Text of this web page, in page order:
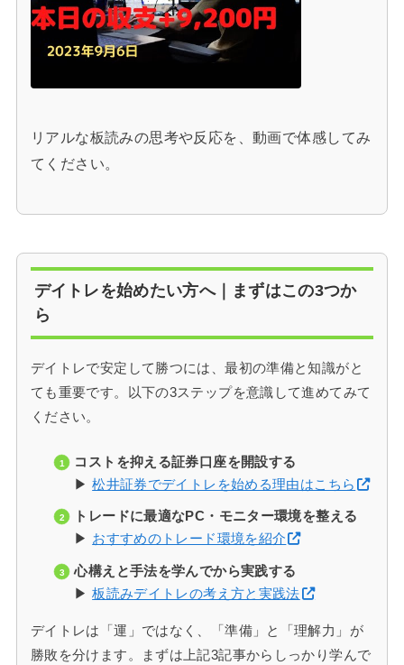
リアルな板読みの思考や反応を、動画で体感してみ
てください。
デイトレを始めたい方へ｜まずはこの3つか
ら
デイトレで安定して勝つには、最初の準備と知識がと
ても重要です。以下の3ステップを意識して進めてみて
ください。
コストを抑える証券口座を開設する
▶松井証券でデイトレを始める理由はこちら
トレードに最適なPC・モニター環境を整える
▶ おすすめのトレード環境を紹介
心構えと手法を学んでから実践する
▶板読みデイトレの考え方と実践法
デイトレは「運」ではなく、「準備」と「理解力」が
勝敗を分けます。まずは上記3記事からしっかり学んで